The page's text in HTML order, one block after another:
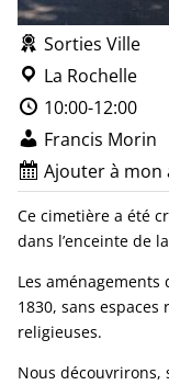
Sorties Ville
La Rochelle
10:00-12:00
Francis Morin
Ajouter à mon
Ce cimetière a été
dans l’enceinte de
Les aménagements
1830, sans
religieuses.
Nous